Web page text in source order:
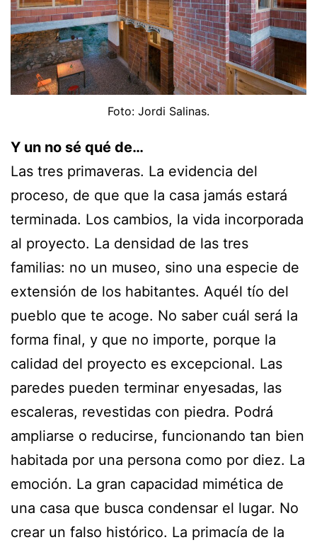
Foto: Jordi Salinas.
Y un no sé qué de…
Las tres primaveras. La evidencia del
proceso, de que que la casa jamás estará
terminada. Los cambios, la vida incorporada
al proyecto. La densidad de las tres
familias: no un museo, sino una especie de
extensión de los habitantes. Aquél tío del
pueblo que te acoge. No saber cuál será la
forma final, y que no importe, porque la
calidad del proyecto es excepcional. Las
paredes pueden terminar enyesadas, las
escaleras, revestidas con piedra. Podrá
ampliarse o reducirse, funcionando tan bien
habitada por una persona como por diez. La
emoción. La gran capacidad mimética de
una casa que busca condensar el lugar. No
crear un falso histórico. La primacía de la